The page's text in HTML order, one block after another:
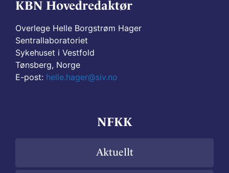
KBN Hovedredaktør
Overlege Helle Borgstrøm Hager
Sentrallaboratoriet
Sykehuset i Vestfold
Tønsberg, Norge
E-post: helle.hager@siv.no
NFKK
Aktuellt